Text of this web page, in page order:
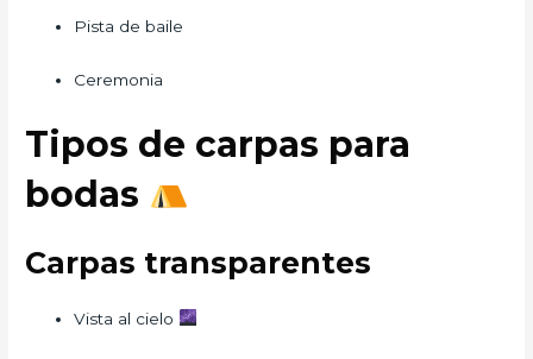
Pista de baile
Ceremonia
Tipos de carpas para
bodas
Carpas transparentes
Vista al cielo